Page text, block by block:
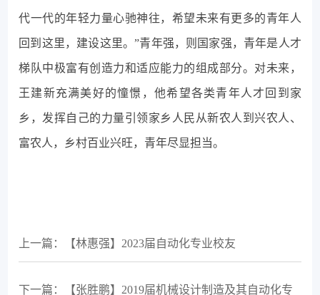
代一代的年轻力量心驰神往，希望未来有更多的青年人
回到这里，建设这里。”青年强，则国家强，青年是人才
梯队中极富有创造力和适应能力的组成部分。对未来，
王建新充满美好的憧憬，他希望各类青年人才回到家
乡，发挥自己的力量引领家乡人民从新农人到兴农人、
富农人，乡村百业兴旺，青年尽显担当。
上一篇：【林惠强】2023届自动化专业校友
下一篇：【​张胜鹏】2019届机械设计制造及其自动化专